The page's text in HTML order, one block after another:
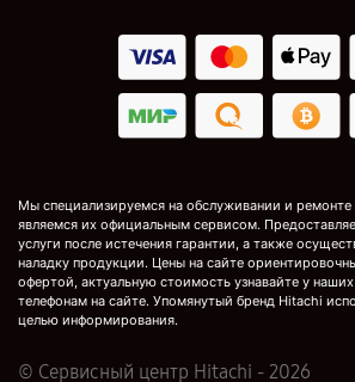
Мы специализируемся на обслуживании и
являемся их официальным сервисом.
услуги после истечения гарантии, а также
наладку продукции. Цены на сайте
офертой, актуальную стоимость узнавайте у
телефонам на сайте. Упомянутый бренд Hitachi
целью информирования.
© Сервисный центр Hitachi - 2026